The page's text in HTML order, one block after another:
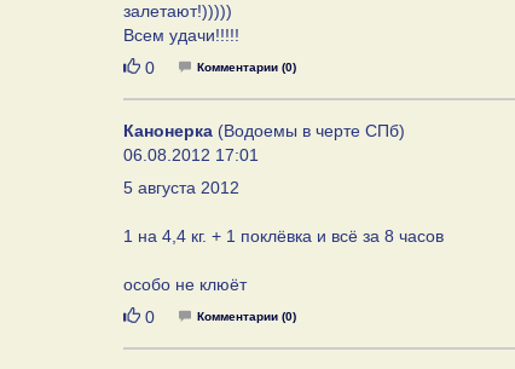
залетают!)))))
Всем удачи!!!!!
Нравится
0 Комментарии (0)
Канонерка (Водоемы в черте СПб)
06.08.2012 17:01
5 августа 2012
1 на 4,4 кг. + 1 поклёвка и всё за 8 часов
особо не клюёт
Нравится
0 Комментарии (0)